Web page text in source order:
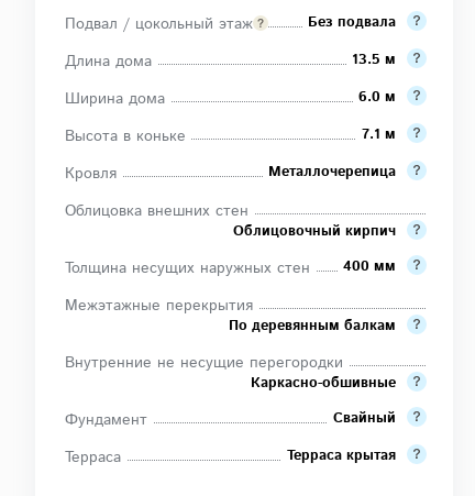
Подвал / цокольный этаж Без подвала
Длина дома 13.5 м
Ширина дома 6.0 м
Высота в коньке 7.1 м
Кровля Металлочерепица
Облицовка внешних стен
Облицовочный кирпич
Толщина несущих наружных стен 400 мм
Межэтажные перекрытия
По деревянным балкам
Внутренние не несущие перегородки
Каркасно-обшивные
Фундамент Свайный
Терраса Терраса крытая